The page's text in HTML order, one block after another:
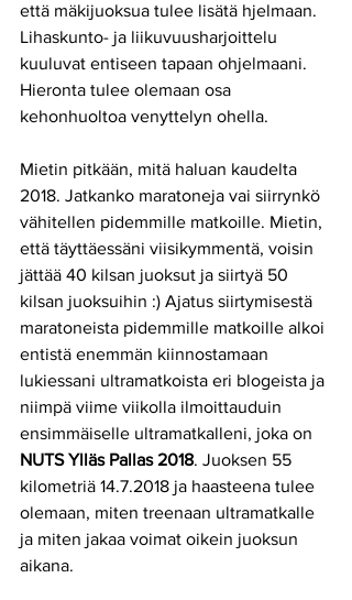
että mäkijuoksua tulee lisätä hjelmaan.
Lihaskunto- ja liikuvuusharjoittelu
kuuluvat entiseen tapaan ohjelmaani.
Hieronta tulee olemaan osa
kehonhuoltoa venyttelyn ohella.
Mietin pitkään, mitä haluan kaudelta
2018. Jatkanko maratoneja vai siirrynkö
vähitellen pidemmille matkoille. Mietin,
että täyttäessäni viisikymmentä, voisin
jättää 40 kilsan juoksut ja siirtyä 50
kilsan juoksuihin :) Ajatus siirtymisestä
maratoneista pidemmille matkoille alkoi
entistä enemmän kiinnostamaan
lukiessani ultramatkoista eri blogeista ja
niimpä viime viikolla ilmoittauduin
ensimmäiselle ultramatkalleni, joka on
NUTS Ylläs Pallas 2018. Juoksen 55
kilometriä 14.7.2018 ja haasteena tulee
olemaan, miten treenaan ultramatkalle
ja miten jakaa voimat oikein juoksun
aikana.